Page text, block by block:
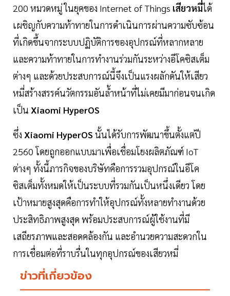
200 หมวดหมู่ ในยุคของ Internet of Things เสียวหมี่ได้
เผชิญกับความท้าทายในการดำเนินการผ่านความซับซ้อน
ที่เกิดขึ้นจากระบบปฏิบัติการของอุปกรณ์ที่หลากหลาย
และความท้าทายในการทำงานร่วมกันระหว่างอีโคซิสเต็ม
ต่างๆ และด้วยประสบการณ์นี้จึงเป็นแรงผลักดันให้เสียว
หมี่สร้างสรรค์นวัตกรรมอันล้ำหน้าที่ไม่เคยมีมาก่อนจนเกิด
เป็น Xiaomi HyperOS
ซึ่ง Xiaomi HyperOS นั้นได้รับการพัฒนาขึ้นตั้งแต่ปี
2560 โดยถูกออกแบบมาเพื่อเชื่อมโยงผลิตภัณฑ์ IoT
ต่างๆ ทั้งนี้ภารกิจของบริษัทคือการรวมอุปกรณ์ในอีโค
ซิสเต็มทั้งหมดให้เป็นระบบที่รวมกันเป็นหนึ่งเดียว โดย
เป้าหมายสูงสุดคือการทำให้อุปกรณ์ทั้งหลายทำงานด้วย
ประสิทธิภาพสูงสุด พร้อมประสบการณ์ผู้ใช้งานที่มี
เสถียรภาพและสอดคล้องกัน และอำนวยความสะดวกใน
การเชื่อมต่อที่ราบรื่นในทุกอุปกรณ์ของเสียวหมี่
ข่าวที่เกี่ยวข้อง